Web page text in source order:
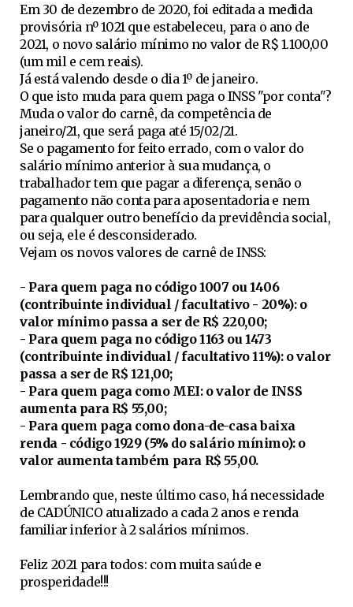
Em 30 de dezembro de 2020, foi editada a medida
provisória nº 1021 que estabeleceu, para o ano de
2021, o novo salário mínimo no valor de R$ 1.100,00
(um mil e cem reais).
Já está valendo desde o dia 1º de janeiro.
O que isto muda para quem paga o INSS "por conta"?
Muda o valor do carnê, da competência de
janeiro/21, que será paga até 15/02/21.
Se o pagamento for feito errado, com o valor do
salário mínimo anterior à sua mudança, o
trabalhador tem que pagar a diferença, senão o
pagamento não conta para aposentadoria e nem
para qualquer outro benefício da previdência social,
ou seja, ele é desconsiderado.
Vejam os novos valores de carnê de INSS:
- Para quem paga no código 1007 ou 1406
(contribuinte individual / facultativo - 20%): o
valor mínimo passa a ser de R$ 220,00;
- Para quem paga no código 1163 ou 1473
(contribuinte individual / facultativo 11%): o valor
passa a ser de R$ 121,00;
- Para quem paga como MEI: o valor de INSS
aumenta para R$ 55,00;
- Para quem paga como dona-de-casa baixa
renda - código 1929 (5% do salário mínimo): o
valor aumenta também para R$ 55,00.
Lembrando que, neste último caso, há necessidade
de CADÚNICO atualizado a cada 2 anos e renda
familiar inferior à 2 salários mínimos.
Feliz 2021 para todos: com muita saúde e
prosperidade!!!